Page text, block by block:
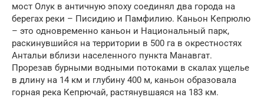
мост Олук в античную эпоху соединял два города на
берегах реки – Писидию и Памфилию. Каньон Кепрюлю
– это одновременно каньон и Национальный парк,
раскинувшийся на территории в 500 га в окрестностях
Антальи вблизи населенного пункта Манавгат.
Прорезав бурными водными потоками в скалах ущелье
в длину на 14 км и глубину 400 м, каньон образовала
горная река Кепрючай, растянувшаяся на 183 км.